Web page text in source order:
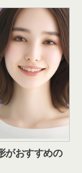
がおすすめの